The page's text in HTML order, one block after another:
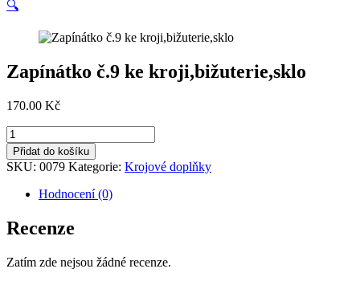
🔍
Zapínátko č.9 ke kroji,bižuterie,sklo
170.00 Kč
Zapínátko
č.9
ke
kroji,bižuterie,sklo
množství
Přidat do košíku
SKU: 0079 Kategorie: Krojové doplňky
Hodnocení (0)
Recenze
Zatím zde nejsou žádné recenze.